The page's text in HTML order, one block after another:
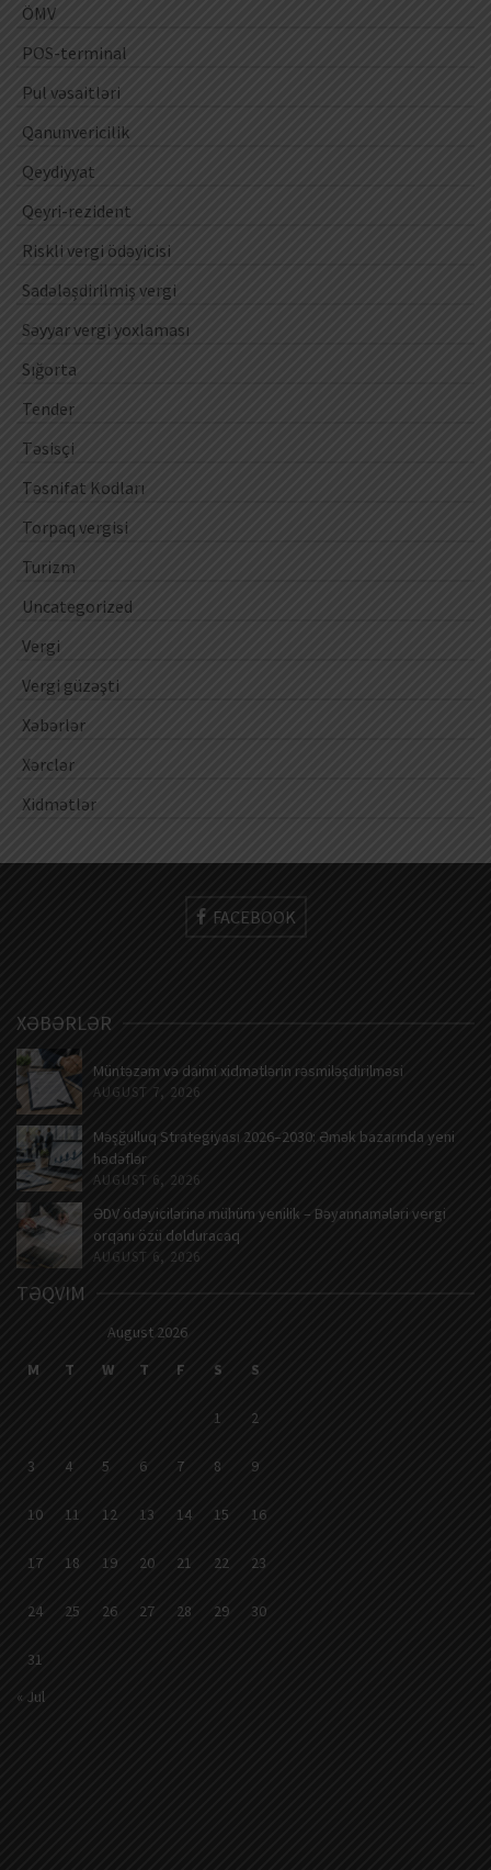
ÖMV
POS-terminal
Pul vəsaitləri
Qanunvericilik
Qeydiyyat
Qeyri-rezident
Riskli vergi ödəyicisi
Sadələşdirilmiş vergi
Səyyar vergi yoxlaması
Sığorta
Tender
Təsisçi
Təsnifat Kodları
Torpaq vergisi
Turizm
Uncategorized
Vergi
Vergi güzəşti
Xəbərlər
Xərclər
Xidmətlər
FACEBOOK
XƏBƏRLƏR
Müntəzəm və daimi xidmətlərin rəsmiləşdirilməsi
AUGUST 7, 2026
Məşğulluq Strategiyası 2026–2030: Əmək bazarında yeni
hədəflər
AUGUST 6, 2026
ƏDV ödəyicilərinə mühüm yenilik – Bəyannamələri vergi
orqanı özü dolduracaq
AUGUST 6, 2026
TƏQVIM
August 2026
M
T W T F S S
1 2
3 4 5 6 7 8 9
10 11 12 13 14 15 16
17 18 19 20 21 22 23
24 25 26 27 28 29 30
31
« Jul